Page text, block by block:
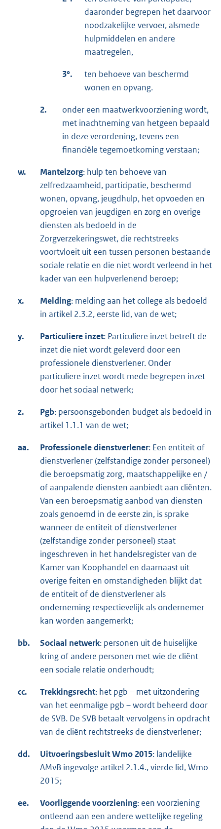
daaronder begrepen het daarvoor
noodzakelijke vervoer, alsmede
hulpmiddelen en andere
maatregelen,
3°.
ten behoeve van beschermd
wonen en opvang.
2.
onder een maatwerkvoorziening wordt,
met inachtneming van hetgeen bepaald
in deze verordening, tevens een
financiële tegemoetkoming verstaan;
w. Mantelzorg: hulp ten behoeve van
zelfredzaamheid, participatie, beschermd
wonen, opvang, jeugdhulp, het opvoeden en
opgroeien van jeugdigen en zorg en overige
diensten als bedoeld in de
Zorgverzekeringswet, die rechtstreeks
voortvloeit uit een tussen personen bestaande
sociale relatie en die niet wordt verleend in het
kader van een hulpverlenend beroep;
x. Melding: melding aan het college als bedoeld
in artikel 2.3.2, eerste lid, van de wet;
y. Particuliere inzet: Particuliere inzet betreft de
inzet die niet wordt geleverd door een
professionele dienstverlener. Onder
particuliere inzet wordt mede begrepen inzet
door het sociaal netwerk;
z. Pgb: persoonsgebonden budget als bedoeld in
artikel 1.1.1 van de wet;
aa. Professionele dienstverlener: Een entiteit of
dienstverlener (zelfstandige zonder personeel)
die beroepsmatig zorg, maatschappelijke en /
of aanpalende diensten aanbiedt aan cliënten.
Van een beroepsmatig aanbod van diensten
zoals genoemd in de eerste zin, is sprake
wanneer de entiteit of dienstverlener
(zelfstandige zonder personeel) staat
ingeschreven in het handelsregister van de
Kamer van Koophandel en daarnaast uit
overige feiten en omstandigheden blijkt dat
de entiteit of de dienstverlener als
onderneming respectievelijk als ondernemer
kan worden aangemerkt;
bb. Sociaal netwerk: personen uit de huiselijke
kring of andere personen met wie de cliënt
een sociale relatie onderhoudt;
cc. Trekkingsrecht: het pgb – met uitzondering
van het eenmalige pgb – wordt beheerd door
de SVB. De SVB betaalt vervolgens in opdracht
van de cliënt rechtstreeks de dienstverlener;
dd. Uitvoeringsbesluit Wmo 2015: landelijke
AMvB ingevolge artikel 2.1.4., vierde lid, Wmo
2015;
ee. Voorliggende voorziening: een voorziening
ontleend aan een andere wettelijke regeling